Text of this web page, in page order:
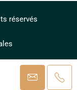
réservés